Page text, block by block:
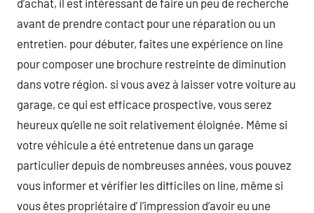
d’achat, il est intéressant de faire un peu de recherche
avant de prendre contact pour une réparation ou un
entretien. pour débuter, faites une expérience on line
pour composer une brochure restreinte de diminution
dans votre région. si vous avez à laisser votre voiture au
garage, ce qui est efficace prospective, vous serez
heureux qu’elle ne soit relativement éloignée. Même si
votre véhicule a été entretenue dans un garage
particulier depuis de nombreuses années, vous pouvez
vous informer et vérifier les difficiles on line, même si
vous êtes propriétaire d’ l’impression d’avoir eu une